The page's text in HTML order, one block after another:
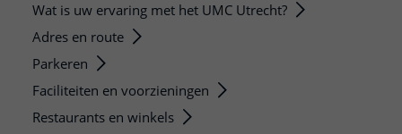
Wat is uw ervaring met het UMC Utrecht?
Adres en route
Parkeren
Faciliteiten en voorzieningen
Restaurants en winkels